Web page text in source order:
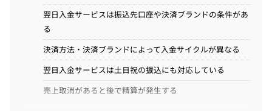
翌日入金サービスは振込先口座や決済ブランドの条件があ
る
決済方法・決済ブランドによって入金サイクルが異なる
翌日入金サービスは土日祝の振込にも対応している
売上取消があると後で精算が発生する